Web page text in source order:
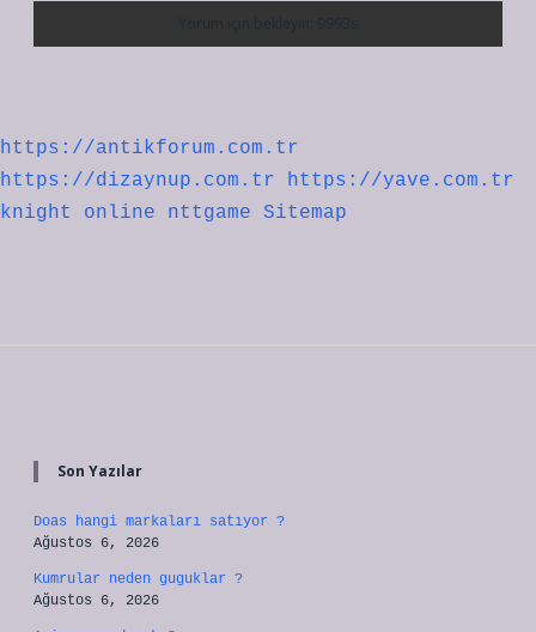
https://antikforum.com.tr
https://dizaynup.com.tr
https://yave.com.tr
knight online
nttgame Sitemap
Son Yazılar
Doas hangi markaları satıyor ?
Ağustos 6, 2026
Kumrular neden guguklar ?
Ağustos 6, 2026